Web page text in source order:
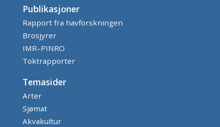
Publikasjoner
Rapport fra havforskningen
Brosjyrer
IMR–PINRO
Toktrapporter
Temasider
Arter
Sjømat
Akvakultur